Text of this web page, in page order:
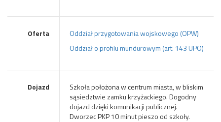
Oferta
Oddział przygotowania wojskowego (OPW)
Oddział o profilu mundurowym (art. 143 UPO)
Dojazd
Szkoła położona w centrum miasta, w bliskim
sąsiedztwie zamku krzyżackiego. Dogodny
dojazd dzięki komunikacji publicznej.
Dworzec PKP 10 minut pieszo od szkoły.